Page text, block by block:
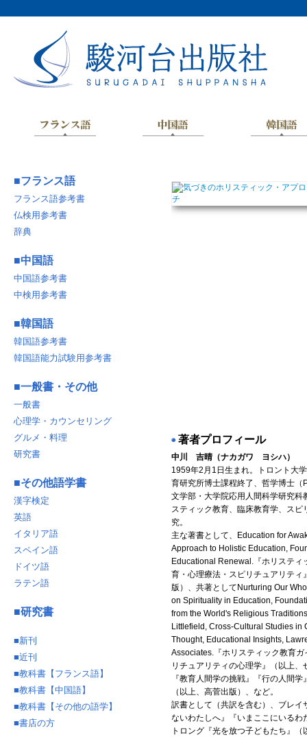
◉ 著者プロフィール
中川 吉晴 （ナカガワ ヨシハ）
1959年2月1日生まれ。トロント大
育研究所博士課程終了、哲学博士（
文学部・大学院応用人間科学研究科
スティック教育、臨床教育学、スピ
究。
主な著書として、Education for
Approach to Holistic Education,
Educational Renewal.『ホリスティ
育・心理療法・スピリチュアリティ
版）、共著としてNurturing Our
on Spirituality in Education,
from the World's Religious
Littlefield, Cross-Cultural Studies in
Thought, Educational Insights,
Associates.『ホリスティック教育
リチュアリティの心理学』（以上、
『教育人間学の挑戦』『行の人間
（以上、高菅出版）、など。
訳書として（共訳を含む）、ブレイ
ないわたしへ』『いまここにいるわ
トロング『光を放つ子どもたち』（
■フランス語
フランス語参考書
仏検用参考書
辞典
■中国語
中国語参考書
中検用参考書
■韓国語
韓国語参考書
韓国語能力試験用参考書
■一般書・その他
一般書
心理学・カウンセリング
グルメ・料理
研究書
■その他語学書
漢字検定
英語
イタリア語
スペイン語
ドイツ語
ラテン語
■研究書
■新刊
■近刊
■教科書【フランス語】
■教科書【中国語】
■教科書【その他の語学】
■書店の方